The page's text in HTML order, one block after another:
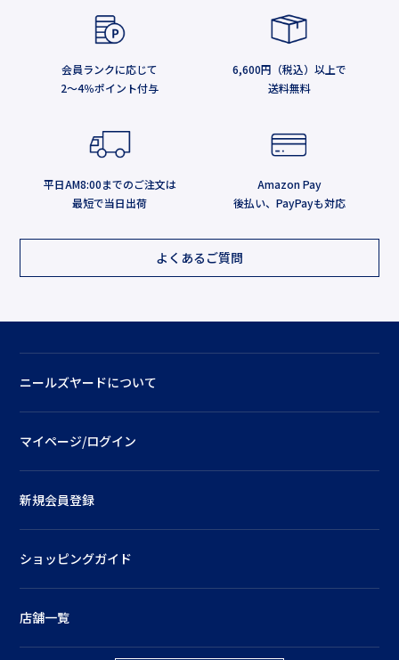
会員ランクに応じて
2～4％ポイント付与
6,600円（税込）以上で
送料無料
平日AM8:00までのご注文は
最短で当日出荷
Amazon Pay
後払い、PayPayも対応
よくあるご質問
ニールズヤードについて
マイページ/ログイン
新規会員登録
ショッピングガイド
店舗一覧